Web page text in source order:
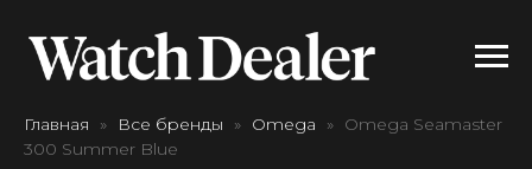
Главная Все бренды Omega
Omega Seamaster
300 Summer Blue